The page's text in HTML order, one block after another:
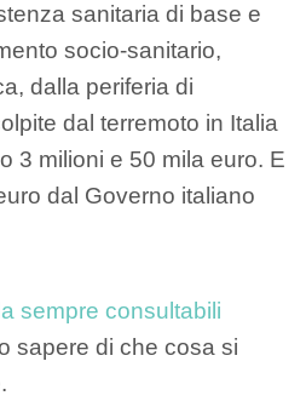
sanitaria di base e
socio-sanitario,
dalla periferia di
dal terremoto in Italia
3 milioni e 50 mila euro. E
dal Governo italiano
sempre consultabili
sapere di che cosa si